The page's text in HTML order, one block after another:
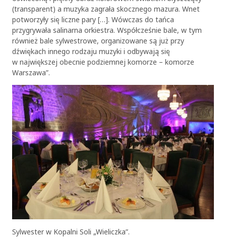
(transparent) a muzyka zagrała skocznego mazura. Wnet
potworzyły się liczne pary […]. Wówczas do tańca
przygrywała salinarna orkiestra. Współcześnie bale, w tym
również bale sylwestrowe, organizowane są już przy
dźwiękach innego rodzaju muzyki i odbywają się
w największej obecnie podziemnej komorze – komorze
Warszawa”.
Sylwester w Kopalni Soli „Wieliczka”.